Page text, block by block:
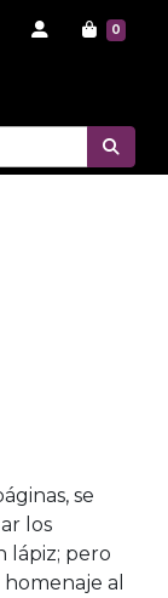
0
se
los
lápiz; pero
al